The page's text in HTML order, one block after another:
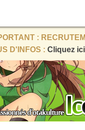
:
D'INFOS : Cliquez ici